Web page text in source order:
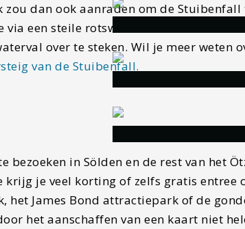
zou dan ook aanraden om de
een steile rotswand helemaal tot de
over te steken. Wil je meer weten
van de Stuibenfall.
bezoeken in Sölden en de rest van het
krijg je veel korting of zelfs gratis entree
James Bond attractiepark of de
het aanschaffen van een kaart niet